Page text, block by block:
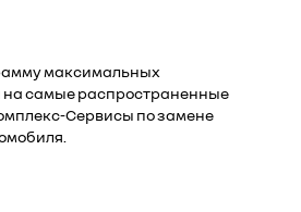
максимальных
самые распространенные
Сервисы по замене